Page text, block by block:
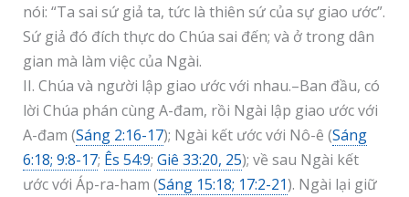
nói: “Ta sai sứ giả ta, tức là thiên sứ của sự giao ước”.
Sứ giả đó đích thực do Chúa sai đến; và ở trong dân
gian mà làm việc của Ngài.
II. Chúa và người lập giao ước với nhau.–Ban đầu, có
lời Chúa phán cùng A-đam, rồi Ngài lập giao ước với
A-đam (Sáng 2:16-17); Ngài kết ước với Nô-ê (Sáng
6:18; 9:8-17; Ês 54:9; Giê 33:20, 25); về sau Ngài kết
ước với Áp-ra-ham (Sáng 15:18; 17:2-21). Ngài lại giữ